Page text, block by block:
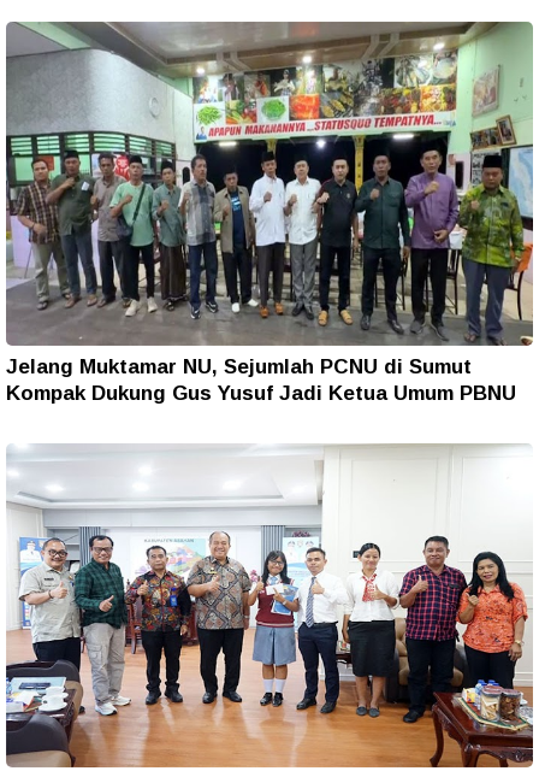
Jelang Muktamar NU, Sejumlah PCNU di Sumut
Kompak Dukung Gus Yusuf Jadi Ketua Umum PBNU